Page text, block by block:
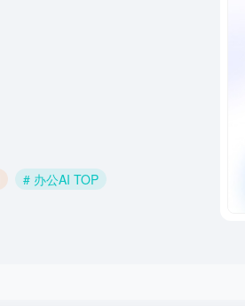
# 办公AI TOP